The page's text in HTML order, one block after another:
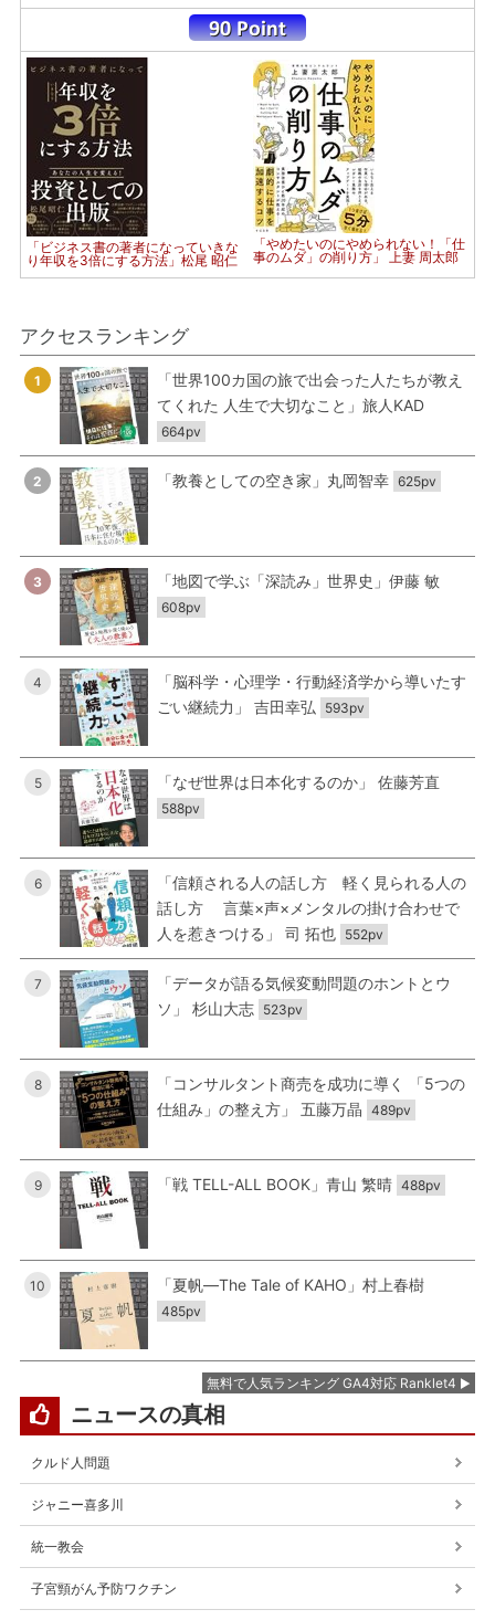
「ビジネス書の著者になっていきな
り年収を3倍にする方法」松尾 昭仁
「やめたいのにやめられない！「仕
事のムダ」の削り方」 上妻 周太郎
アクセスランキング
1
「世界100カ国の旅で出会った人たちが教え
てくれた 人生で大切なこと」旅人KAD
664pv
2 「教養としての空き家」丸岡智幸 625pv
3 「地図で学ぶ「深読み」世界史」伊藤 敏
608pv
4
「脳科学・心理学・行動経済学から導いたす
ごい継続力」 吉田幸弘
593pv
5 「なぜ世界は日本化するのか」 佐藤芳直
588pv
6
「信頼される人の話し方 軽く見られる人の
話し方 言葉×声×メンタルの掛け合わせで
人を惹きつける」 司 拓也 552pv
7
「データが語る気候変動問題のホントとウ
ソ」 杉山大志 523pv
8
「コンサルタント商売を成功に導く 「5つの
仕組み」の整え方」 五藤万晶 489pv
9 「戦 TELL-ALL BOOK」青山 繁晴 488pv
10 「夏帆―The Tale of KAHO」村上春樹
485pv
無料で人気ランキング GA4対応 Ranklet4
ニュースの真相
クルド人問題
ジャニー喜多川
統一教会
子宮頸がん予防ワクチン